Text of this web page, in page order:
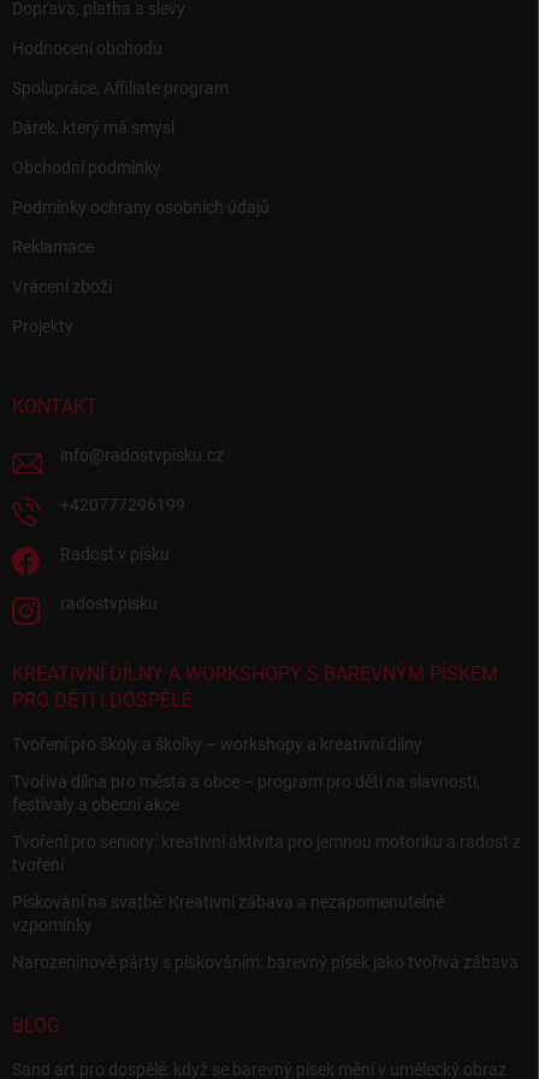
Doprava, platba a slevy
Hodnocení obchodu
Spolupráce, Affiliate program
Dárek, který má smysl
Obchodní podmínky
Podmínky ochrany osobních údajů
Reklamace
Vrácení zboží
Projekty
KONTAKT
info@radostvpisku.cz
+420777296199
Radost v písku
radostvpisku
KREATIVNÍ DÍLNY A WORKSHOPY S BAREVNÝM PÍSKEM
PRO DĚTI I DOSPĚLÉ
Tvoření pro školy a školky – workshopy a kreativní dílny
Tvořivá dílna pro města a obce – program pro děti na slavnosti,
festivaly a obecní akce
Tvoření pro seniory: kreativní aktivita pro jemnou motoriku a radost z
tvoření
Pískování na svatbě: Kreativní zábava a nezapomenutelné
vzpomínky
Narozeninové párty s pískováním: barevný písek jako tvořivá zábava
BLOG
Sand art pro dospělé: když se barevný písek mění v umělecký obraz